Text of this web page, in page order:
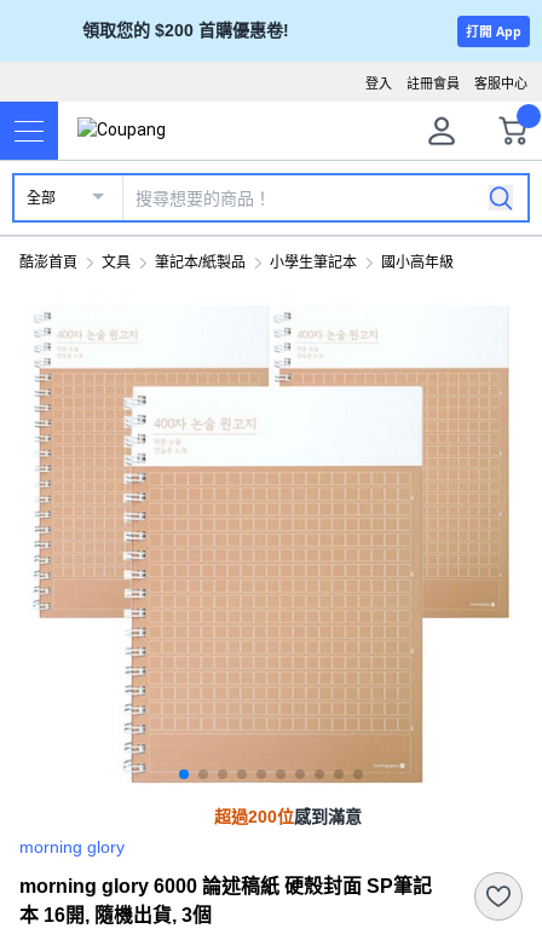
領取您的 $200 首購優惠卷! 打開 App
客服中心
註冊會員
登入
全部
酷澎首頁 文具 筆記本/紙製品 小學生筆記本 國小高年級
超過200位感到滿意
morning glory
morning glory 6000 論述稿紙 硬殼封面 SP筆記
本 16開, 隨機出貨, 3個